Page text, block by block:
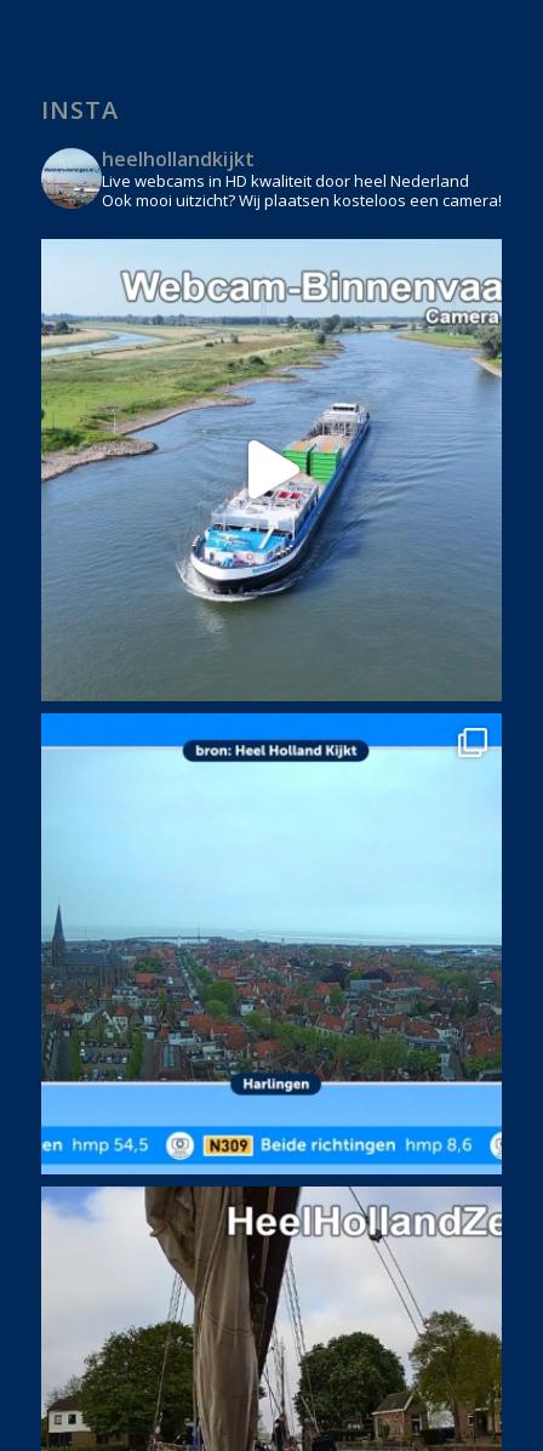
INSTA
heelhollandkijkt
Live webcams in HD kwaliteit door heel Nederland
Ook mooi uitzicht? Wij plaatsen kosteloos een camera!